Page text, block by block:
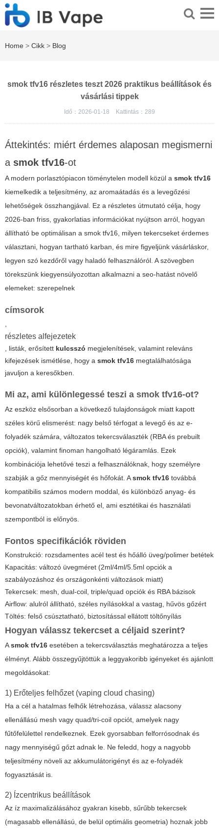
Home > Cikk > Blog
smok tfv16 részletes teszt 2026 praktikus beállítások és
vásárlási tippek
Idő：2026-01-18 Kattintás： 289
Áttekintés: miért érdemes alaposan megismerni
a smok tfv16-ot
A modern porlasztópiacon töménytelen modell közül a smok tfv16
kiemelkedik a teljesítmény, az aromaátadás és a levegőzési
lehetőségek összhangjával. Ez a részletes útmutató célja, hogy
2026-ban friss, gyakorlatias információkat nyújtson arról, hogyan
állítható be optimálisan a smok tfv16, milyen tekercseket érdemes
választani, hogyan tartható karban, és mire figyeljünk vásárláskor,
legyen szó kezdőről vagy haladó felhasználóról. A szövegben
törekszünk kiegyensúlyozottan alkalmazni a seo-hatást növelő
elemeket: szerepelnek
címsorok
,
részletes alfejezetek
, listák, erősített kulcsszó megjelenítések, valamint releváns
kifejezések ismétlése, hogy a smok tfv16 megtalálhatósága
javuljon a keresőkben.
Mi az, ami különlegessé teszi a smok tfv16-ot?
Az eszköz elsősorban a következő tulajdonságok miatt kapott
széles körű elismerést: nagy belső térfogat a levegő és az e-
folyadék számára, változatos tekercsválaszték (RBA és prebuilt
opciók), valamint finoman hangolható légáramlás. Ezek
kombinációja lehetővé teszi a felhasználóknak, hogy személyre
szabják a gőz mennyiségét és hőfokát. Asmok tfv16 továbbá
kompatibilis számos modern moddal, és különböző anyag- és
bevonatváltozatokban érhető el, ami esztétikai és használati
szempontból is előnyös.
Fontos specifikációk röviden
Konstrukció: rozsdamentes acél test és hőálló üveg/polimer betétek
Kapacitás: változó üvegméret (2ml/4ml/5.5ml opciók a
szabályozáshoz és országonkénti változások miatt)
Tekercsek: mesh, dual-coil, triple/quad opciók és RBA bázisok
Airflow: alulról állítható, széles nyílásokkal a vastag, hűvös gőzért
Töltés: felső csúsztatható, biztosítással ellátott töltőnyílás
Hogyan válassz tekercset a céljaid szerint?
Asmok tfv16 esetében a tekercsválasztás meghatározza a teljes
élményt. Alább összegyűjtöttük a leggyakoribb igényeket és ajánlott
megoldásokat:
1) Erőteljes felhőzet (vaping cloud chasing)
Ha a cél a hatalmas felhők létrehozása, válassz alacsony
ellenállású mesh vagy quad/tri-coil opciót, amelyek nagy
fűtőfelülettel rendelkeznek. Ezek gyorsabban felforrósodnak és
nagy mennyiségű gőzt adnak le. Ne feledd, hogy a nagyobb
teljesítmény növeli az akkumulátorigényt és az e-folyadék
fogyasztását is.
2) Ízcentrikus beállítások
Az íz maximalizálásához gyakran kisebb, sűrűbb tekercsek
(magasabb ellenállású, de belül optimális geometria) hoznak jobb